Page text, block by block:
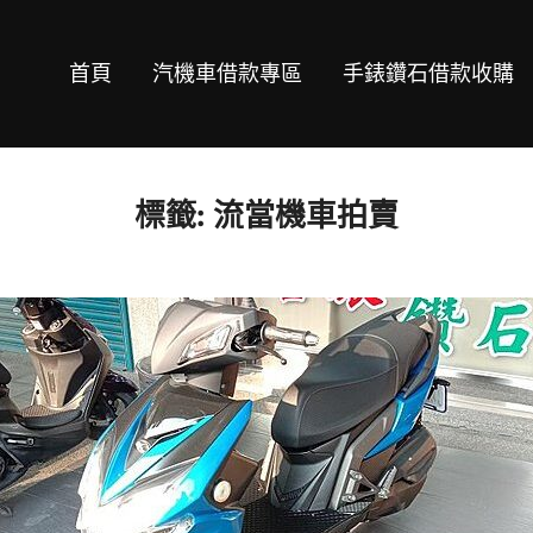
首頁 汽機車借款專區 手錶鑽石借款收購
標籤: 流當機車拍賣